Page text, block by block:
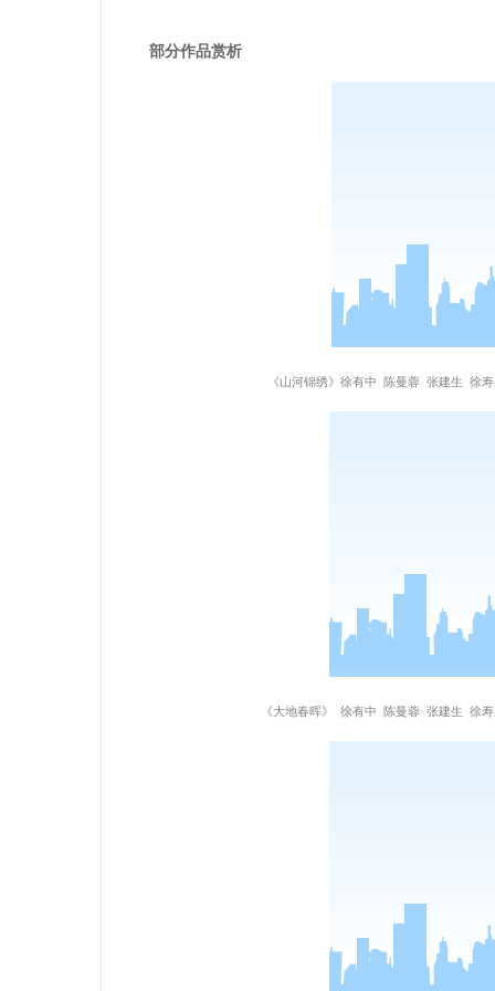
部分作品赏析
《山河锦绣》徐有中 陈曼蓉 张建生
《大地春晖》 徐有中 陈曼蓉 张建生 徐